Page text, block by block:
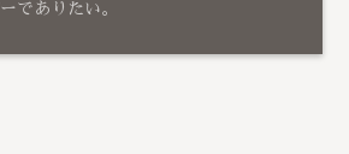
でありたい。